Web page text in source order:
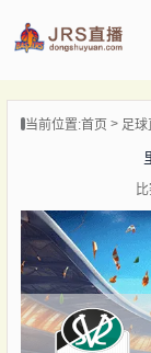
播
闻
当前位置:首页 足球